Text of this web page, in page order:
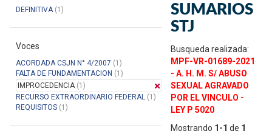
Sumarios del STJ
Manual del Usuario
DEFINITIVA(1)
Voces
ACORDADA CSJN N° 4/2007 (1)
FALTA DE FUNDAMENTACION (1)
IMPROCEDENCIA(1)
RECURSO EXTRAORDINARIO FEDERAL (1)
REQUISITOS (1)
SUMARIOS
STJ
Busqueda realizada:
MPF-VR-01689-2021
- A. H. M. S/ ABUSO
SEXUAL AGRAVADO
POR EL VINCULO -
LEY P 5020
Mostrando 1-1 de 1